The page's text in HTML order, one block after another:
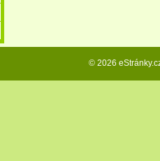
© 2026